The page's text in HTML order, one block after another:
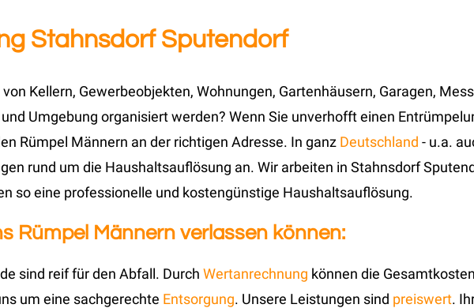
Stahnsdorf Sputendorf
Kellern, Gewerbeobjekten, Wohnungen, Gartenhäusern, Garagen,
Umgebung organisiert werden? Wenn Sie unverhofft einen
Rümpel Männern an der richtigen Adresse. In ganz Deutschland - u.a.
rund um die Haushaltsauflösung an. Wir arbeiten in Stahnsdorf
so eine professionelle und kostengünstige Haushaltsauflösung.
Rümpel Männern verlassen können:
sind reif für den Abfall. Durch Wertanrechnung können die
um eine sachgerechte Entsorgung. Unsere Leistungen sind preiswert.